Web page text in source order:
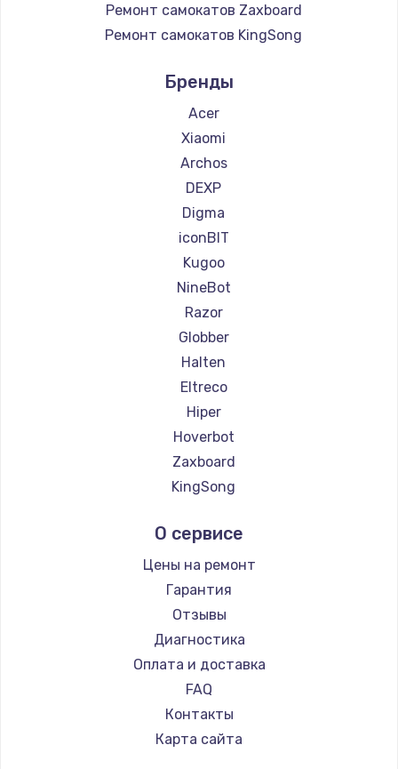
Ремонт самокатов Zaxboard
Ремонт самокатов KingSong
Ремонт самокатов Midway by Yamato
Ремонт самокатов Hunter
Ремонт самокатов Joyor
Ремонт самокатов Minimotors
Ремонт самокатов Bork
Ремонт самокатов Segway
Ремонт самокатов KIRIN
Бренды
Acer
Xiaomi
Archos
DEXP
Digma
iconBIT
Kugoo
NineBot
Razor
Globber
Halten
Eltreco
Hiper
Hoverbot
Zaxboard
KingSong
Midway by Yamato
Hunter
Joyor
Minimotors
Bork
Segway
KIRIN
О сервисе
Цены на ремонт
Гарантия
Отзывы
Диагностика
Оплата и доставка
FAQ
Контакты
Карта сайта